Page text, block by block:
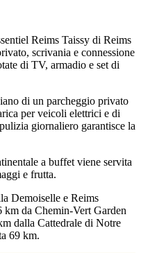
Reims Taissy di Reims
scrivania e connessione
di TV, armadio e set di
di un parcheggio privato
per veicoli elettrici e di
giornaliero garantisce la
a buffet viene servita
e frutta.
Demoiselle e Reims
da Chemin-Vert Garden
dalla Cattedrale di Notre
69 km.